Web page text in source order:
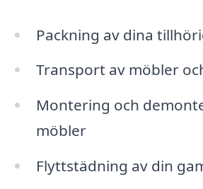
Packning av dina
Transport av möbler
Montering och
möbler
Flyttstädning av din